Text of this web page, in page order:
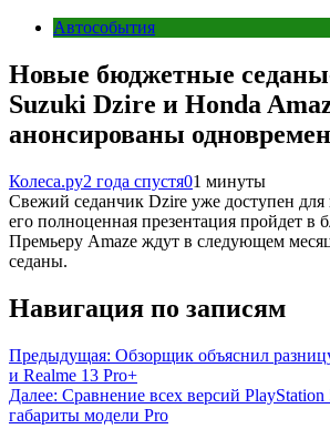
Автособытия
Новые бюджетные
Suzuki Dzire и Honda
анонсированы
Колеса.ру2 года спустя01 минуты
Свежий седанчик Dzire уже доступен для
его полноценная презентация пройдет в
Премьеру Amaze ждут в следующем
седаны.
Навигация по записям
Предыдущая: Обзорщик объяснил
и Realme 13 Pro+
Далее: Сравнение всех версий PlayStation
габариты модели Pro